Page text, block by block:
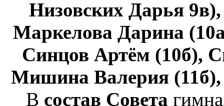
Низовских Дарья
Маркелова Дарина
Синцов Артём (10б),
Мишина Валерия
В состав Совета